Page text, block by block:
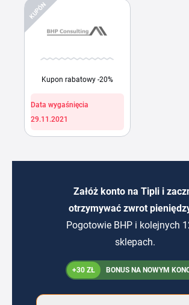
KUPÓN
Kupon rabatowy -20%
Data wygaśnięcia
29.11.2021
Załóż konto na Tipli i
otrzymywać zwrot
Pogotowie BHP i kolejnych
sklepach.
+30 ZŁ BONUS NA NOWYM